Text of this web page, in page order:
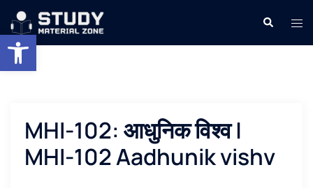
Open toolbar
Skip
content
Search
MHI-102: आधुनिक विश्व |
MHI-102 Aadhunik vishv